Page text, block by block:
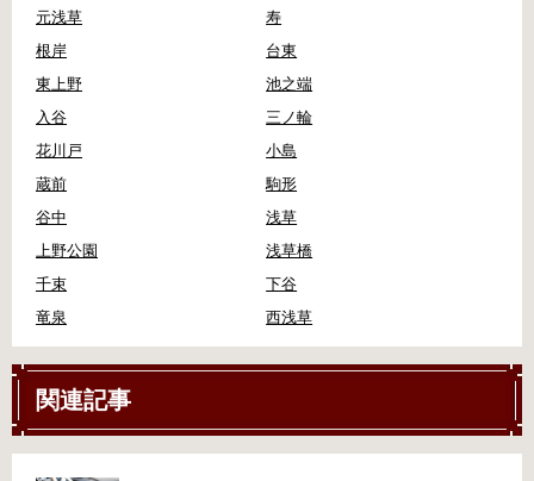
元浅草
寿
根岸
台東
東上野
池之端
入谷
三ノ輪
花川戸
小島
蔵前
駒形
谷中
浅草
上野公園
浅草橋
千束
下谷
竜泉
西浅草
関連記事